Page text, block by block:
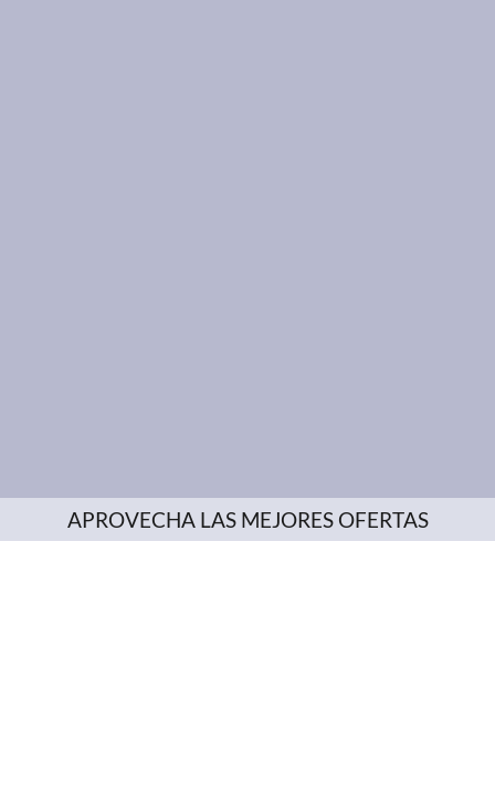
APROVECHA LAS MEJORES OFERTAS